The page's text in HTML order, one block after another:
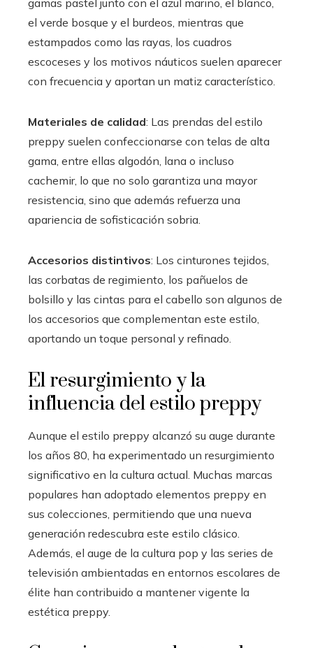
el verde bosque y el burdeos, mientras que
estampados como las rayas, los cuadros
escoceses y los motivos náuticos suelen aparecer
con frecuencia y aportan un matiz característico.
Materiales de calidad: Las prendas del estilo
preppy suelen confeccionarse con telas de alta
gama, entre ellas algodón, lana o incluso
cachemir, lo que no solo garantiza una mayor
resistencia, sino que además refuerza una
apariencia de sofisticación sobria.
Accesorios distintivos: Los cinturones tejidos,
las corbatas de regimiento, los pañuelos de
bolsillo y las cintas para el cabello son algunos de
los accesorios que complementan este estilo,
aportando un toque personal y refinado.
El resurgimiento y la
influencia del estilo preppy
Aunque el estilo preppy alcanzó su auge durante
los años 80, ha experimentado un resurgimiento
significativo en la cultura actual. Muchas marcas
populares han adoptado elementos preppy en
sus colecciones, permitiendo que una nueva
generación redescubra este estilo clásico.
Además, el auge de la cultura pop y las series de
televisión ambientadas en entornos escolares de
élite han contribuido a mantener vigente la
estética preppy.